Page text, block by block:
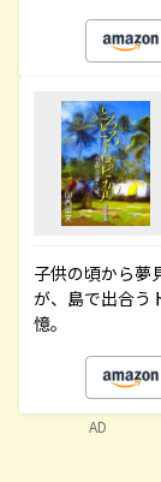
子供の頃から夢
が、島で出合う
憶。
AD